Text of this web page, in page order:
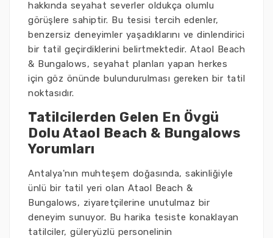
hakkında seyahat severler oldukça olumlu
görüşlere sahiptir. Bu tesisi tercih edenler,
benzersiz deneyimler yaşadıklarını ve dinlendirici
bir tatil geçirdiklerini belirtmektedir. Ataol Beach
& Bungalows, seyahat planları yapan herkes
için göz önünde bulundurulması gereken bir tatil
noktasıdır.
Tatilcilerden Gelen En Övgü
Dolu Ataol Beach & Bungalows
Yorumları
Antalya'nın muhteşem doğasında, sakinliğiyle
ünlü bir tatil yeri olan Ataol Beach &
Bungalows, ziyaretçilerine unutulmaz bir
deneyim sunuyor. Bu harika tesiste konaklayan
tatilciler, güleryüzlü personelinin